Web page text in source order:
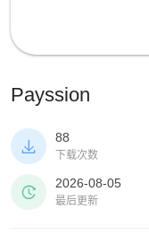
Payssion

88
下载次数

2026-08-05
最后更新